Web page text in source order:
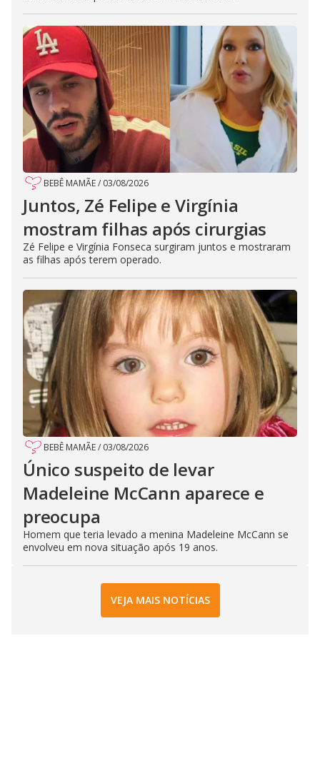
BEBÊ MAMÃE/ 03/08/2026
Juntos, Zé Felipe e Virgínia
mostram filhas após cirurgias
Zé Felipe e Virgínia Fonseca surgiram juntos e mostraram
as filhas após terem operado.
BEBÊ MAMÃE/ 03/08/2026
Único suspeito de levar
Madeleine McCann aparece e
preocupa
Homem que teria levado a menina Madeleine McCann se
envolveu em nova situação após 19 anos.
VEJA MAIS NOTÍCIAS